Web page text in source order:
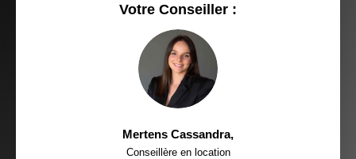
Votre Conseiller :
Mertens Cassandra,
Conseillère en location